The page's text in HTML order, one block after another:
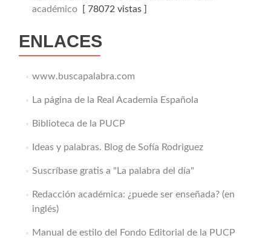
académico[ 78072 vistas ]
ENLACES
www.buscapalabra.com
La página de la Real Academia Española
Biblioteca de la PUCP
Ideas y palabras. Blog de Sofía Rodriguez
Suscríbase gratis a "La palabra del día"
Redacción académica: ¿puede ser enseñada? (en
inglés)
Manual de estilo del Fondo Editorial de la PUCP